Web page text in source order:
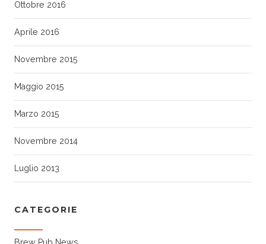
Ottobre 2016
Aprile 2016
Novembre 2015
Maggio 2015
Marzo 2015
Novembre 2014
Luglio 2013
CATEGORIE